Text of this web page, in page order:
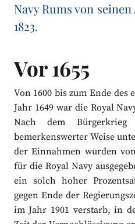
Navy Rums von
1823.
Vor 1655
Von 1600 bis zum Ende
Jahr 1649 war die Royal
Nach dem
bemerkenswerter Weise
der Einnahmen wurden
für die Royal Navy
ein solch hoher
gegen Ende der
im Jahr 1901 verstarb, in